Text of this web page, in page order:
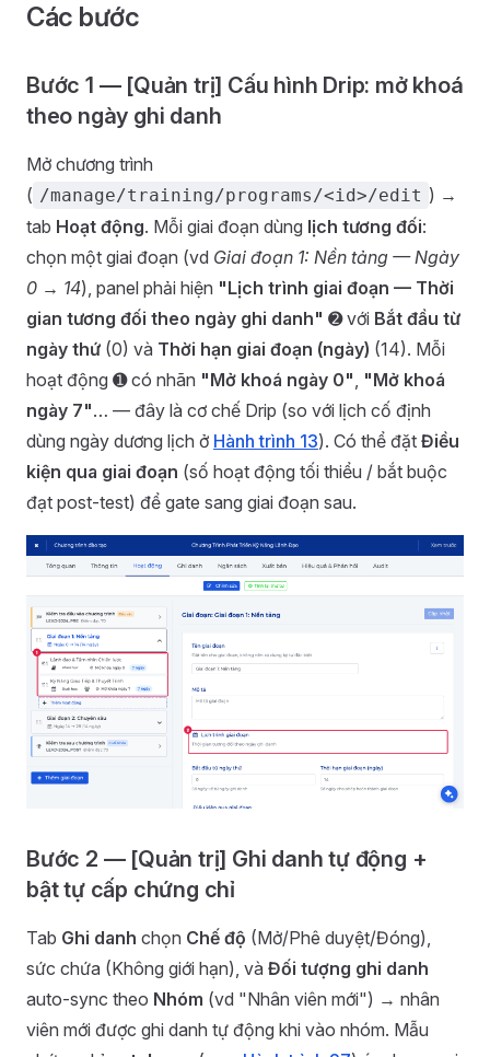
Các bước
Bước 1 — [Quản trị] Cấu hình Drip: mở khoá
theo ngày ghi danh
Mở chương trình
( /manage/training/programs/<id>/edit ) →
tab Hoạt động. Mỗi giai đoạn dùng lịch tương đối:
chọn một giai đoạn (vd Giai đoạn 1: Nền tảng — Ngày
0 → 14), panel phải hiện "Lịch trình giai đoạn — Thời
gian tương đối theo ngày ghi danh" ➋ với Bắt đầu từ
ngày thứ (0) và Thời hạn giai đoạn (ngày) (14). Mỗi
hoạt động ➊ có nhãn "Mở khoá ngày 0", "Mở khoá
ngày 7"… — đây là cơ chế Drip (so với lịch cố định
dùng ngày dương lịch ở Hành trình 13). Có thể đặt Điều
kiện qua giai đoạn (số hoạt động tối thiểu / bắt buộc
đạt post-test) để gate sang giai đoạn sau.
Bước 2 — [Quản trị] Ghi danh tự động +
bật tự cấp chứng chỉ
Tab Ghi danh chọn Chế độ (Mở/Phê duyệt/Đóng),
sức chứa (Không giới hạn), và Đối tượng ghi danh
auto-sync theo Nhóm (vd "Nhân viên mới") → nhân
viên mới được ghi danh tự động khi vào nhóm. Mẫu